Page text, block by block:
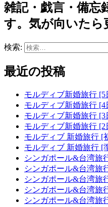
雑記・戯言・備忘
す。気が向いたら
検索:
最近の投稿
モルディブ新婚旅行
モルディブ新婚旅行 [4
モルディブ新婚旅行 [3
モルディブ新婚旅行 [2
モルディブ 新婚旅行 [
モルディブ 新婚旅行 [
シンガポール&台湾旅
シンガポール&台湾旅
シンガポール&台湾旅
シンガポール&台湾旅
シンガポール&台湾旅